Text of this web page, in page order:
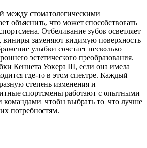
между стоматологическими
объяснить, что может способствовать
Отбеливание зубов осветляет
виниры заменяют видимую поверхность
улыбки сочетает несколько
эстетического преобразования.
Кеннета Уокера III, если она имела
где-то в этом спектре. Каждый
степень изменения и
спортсмены работают с опытными
командами, чтобы выбрать то, что лучше
их потребностям.